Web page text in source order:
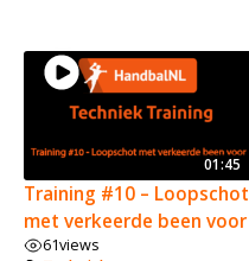
01:45
Training #10 – Loopschot
met verkeerde been voor
61views